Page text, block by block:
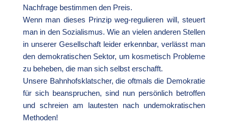
Nachfrage bestimmen den Preis.
Wenn man dieses Prinzip weg-regulieren will, steuert
man in den Sozialismus. Wie an vielen anderen Stellen
in unserer Gesellschaft leider erkennbar, verlässt man
den demokratischen Sektor, um kosmetisch Probleme
zu beheben, die man sich selbst erschafft.
Unsere Bahnhofsklatscher, die oftmals die Demokratie
für sich beanspruchen, sind nun persönlich betroffen
und schreien am lautesten nach undemokratischen
Methoden!